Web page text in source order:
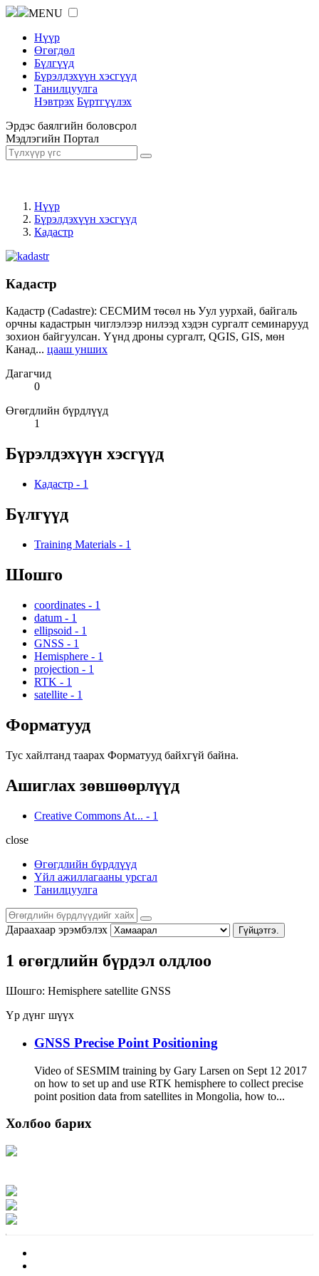
MENU
Нүүр
Өгөгдөл
Бүлгүүд
Бүрэлдэхүүн хэсгүүд
Танилцуулга
Нэвтрэх Бүртгүүлэх
Эрдэс баялгийн боловсрол
Мэдлэгийн Портал
Нүүр
Бүрэлдэхүүн хэсгүүд
Кадастр
Кадастр
Кадастр (Cadastre): СЕСМИМ төсөл нь Уул уурхай, байгаль
орчны кадастрын чиглэлээр нилээд хэдэн сургалт семинарууд
зохион байгуулсан. Үүнд дроны сургалт, QGIS, GIS, мөн
Канад... цааш унших
Дагагчид
0
Өгөгдлийн бүрдлүүд
1
Бүрэлдэхүүн хэсгүүд
Кадастр - 1
Бүлгүүд
Training Materials - 1
Шошго
coordinates - 1
datum - 1
ellipsoid - 1
GNSS - 1
Hemisphere - 1
projection - 1
RTK - 1
satellite - 1
Форматууд
Тус хайлтанд таарах Форматууд байхгүй байна.
Ашиглах зөвшөөрлүүд
Creative Commons At... - 1
close
Өгөгдлийн бүрдлүүд
Үйл ажиллагааны урсгал
Танилцуулга
Дараахаар эрэмбэлэх Гүйцэтгэ.
1 өгөгдлийн бүрдэл олдлоо
Шошго: Hemisphere satellite GNSS
Үр дүнг шүүх
GNSS Precise Point Positioning
Video of SESMIM training by Gary Larsen on Sept 12 2017
on how to set up and use RTK hemisphere to collect precise
point position data from satellites in Mongolia, how to...
Холбоо барих